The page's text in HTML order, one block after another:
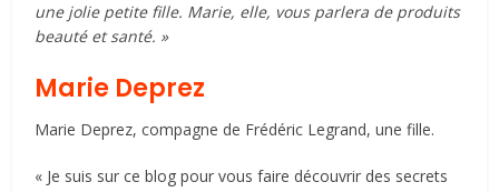
une jolie petite fille. Marie, elle, vous parlera de produits
beauté et santé. »
Marie Deprez
Marie Deprez, compagne de Frédéric Legrand, une fille.
« Je suis sur ce blog pour vous faire découvrir des secrets